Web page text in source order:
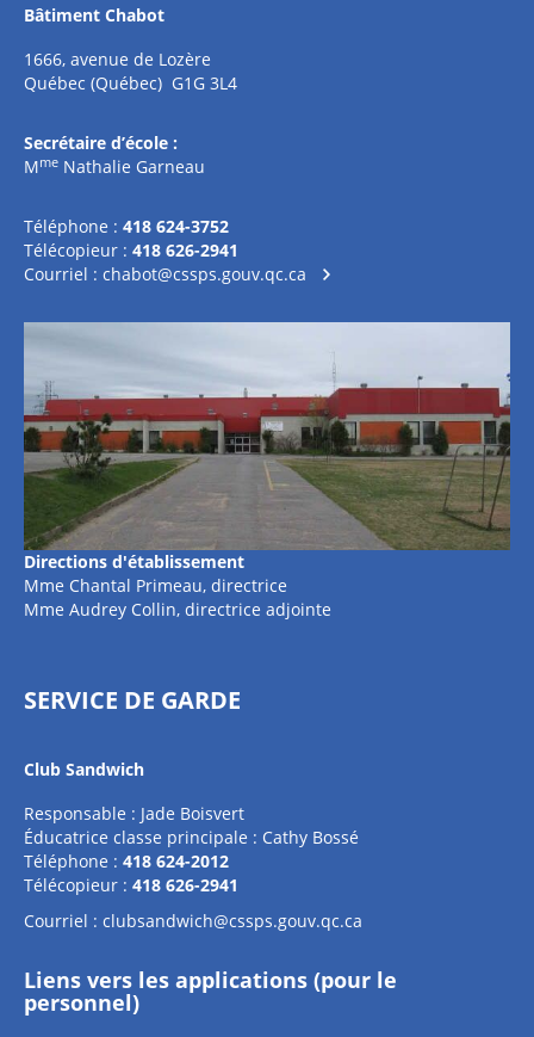
Bâtiment Chabot
1666, avenue de Lozère
Québec (Québec) G1G 3L4
Secrétaire d’école :
Mme Nathalie Garneau
Téléphone : 418 624-3752
Télécopieur : 418 626-2941
Courriel : chabot@cssps.gouv.qc.ca
Directions d'établissement
Mme Chantal Primeau, directrice
Mme Audrey Collin, directrice adjointe
SERVICE DE GARDE
Club Sandwich
Responsable : Jade Boisvert
Éducatrice classe principale : Cathy Bossé
Téléphone : 418 624-2012
Télécopieur : 418 626-2941
Courriel : clubsandwich@cssps.gouv.qc.ca
Liens vers les applications (pour le
personnel)